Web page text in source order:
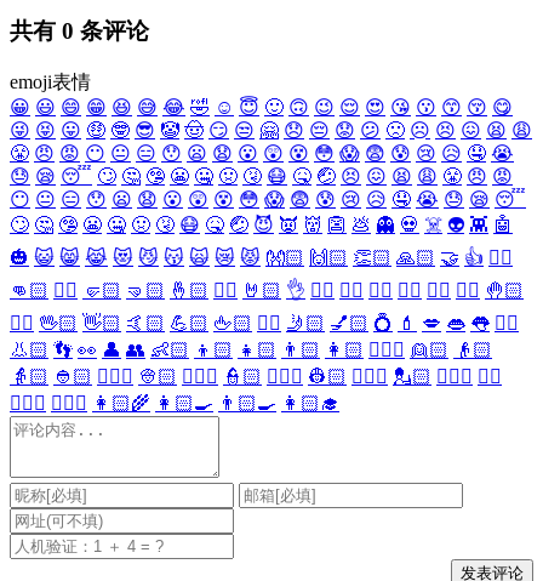
共有 0 条评论
emoji表情
😀 😃 😄 😁 😆 😅 😂 🤣 ☺️ 😇 🙂 🙃 😉 😌 😍 😘 😗 😙 😚 😋
😜 😝 😛 🤑 🤓 😎 🤡 🤠 😏 😒 🤗 😞 😔 😟 😕 🙁 ☹️ 😣 😖 😫 😩
😤 😠 😡 😶 😐 😑 😯 😦 😧 😮 😲 😵 😳 😱 😨 😰 😢 😥 🤤 😭
😓 😪 😴 🙄 🤔 🤥 😬 🤐 🤢 🤧 😷 🤒 🤕 😣 😖 😫 😩 😤 😠 😡
😶 😐 😑 😯 😦 😧 😮 😲 😵 😳 😱 😨 😰 😢 😥 🤤 😭 😓 😪 😴
🙄 🤔 🤥 😬 🤐 🤢 🤧 😷 🤒 🤕 😈 👿 👹 👺 💩 👻 💀 ☠️ 👽 👾 🤖
🎃 😺 😸 😹 😻 😼 😽 🙀 😿 😾 👐🏻 🙌🏻 👏🏻 🙏🏻 🤝 👍 👎🏻
👊🏻 ✊🏻 🤛🏻 🤜🏻 🤞🏻 ✌🏻 🤘🏻 👌 👈🏻 👉🏻 👆🏻 👇🏻 ☝🏻 ✋🏻 🤚🏻
🖐🏻 🖖🏻 👋🏻 🤙🏻 💪🏻 🖕🏻 ✍🏻 🤳🏻 💅🏻 💍 💄 💋 👄 👅 👂🏻
👃🏻 👣 👀 👤 👥 👶🏻 👦🏻 👧🏻 👨🏻 👩🏻 👱🏻‍♀️ 👱🏻
👴🏻
👵🏻 👲🏻 👳🏻‍♀️ 👳🏻 👮🏻‍♀️ 👮🏻 👷🏻‍♀️ 👷🏻 💂🏻‍♀️ 💂🏻 🕵🏻‍♀️ 🕵🏻
👩🏻‍⚕️ 👨🏻‍⚕️ 👩🏻‍🌾 👩🏻‍🍳 👨🏻‍🍳 👩🏻‍🎓